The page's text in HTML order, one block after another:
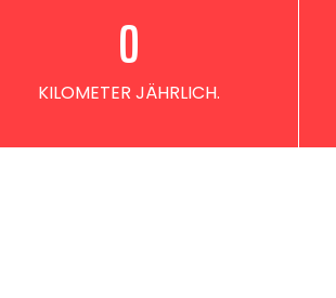
KILOMETER JÄHRLICH.
0